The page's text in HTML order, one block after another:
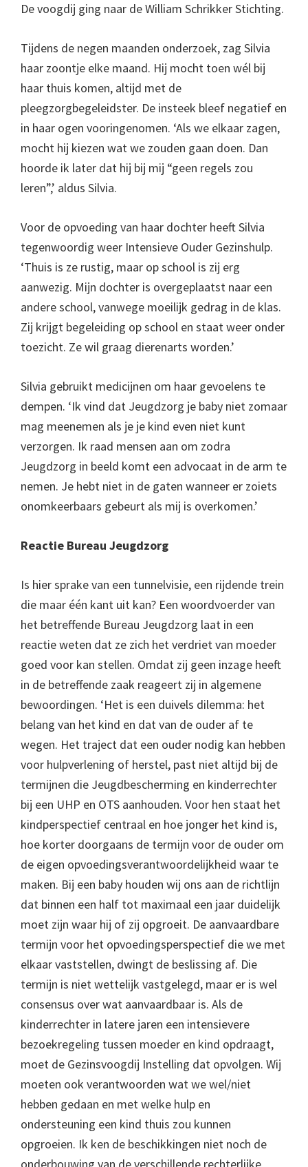
De voogdij ging naar de William Schrikker Stichting.
Tijdens de negen maanden onderzoek, zag Silvia
haar zoontje elke maand. Hij mocht toen wél bij
haar thuis komen, altijd met de
pleegzorgbegeleidster. De insteek bleef negatief en
in haar ogen vooringenomen. ‘Als we elkaar zagen,
mocht hij kiezen wat we zouden gaan doen. Dan
hoorde ik later dat hij bij mij “geen regels zou
leren”,’ aldus Silvia.
Voor de opvoeding van haar dochter heeft Silvia
tegenwoordig weer Intensieve Ouder Gezinshulp.
‘Thuis is ze rustig, maar op school is zij erg
aanwezig. Mijn dochter is overgeplaatst naar een
andere school, vanwege moeilijk gedrag in de klas.
Zij krijgt begeleiding op school en staat weer onder
toezicht. Ze wil graag dierenarts worden.’
Silvia gebruikt medicijnen om haar gevoelens te
dempen. ‘Ik vind dat Jeugdzorg je baby niet zomaar
mag meenemen als je je kind even niet kunt
verzorgen. Ik raad mensen aan om zodra
Jeugdzorg in beeld komt een advocaat in de arm te
nemen. Je hebt niet in de gaten wanneer er zoiets
onomkeerbaars gebeurt als mij is overkomen.’
Reactie Bureau Jeugdzorg
Is hier sprake van een tunnelvisie, een rijdende trein
die maar één kant uit kan? Een woordvoerder van
het betreffende Bureau Jeugdzorg laat in een
reactie weten dat ze zich het verdriet van moeder
goed voor kan stellen. Omdat zij geen inzage heeft
in de betreffende zaak reageert zij in algemene
bewoordingen. ‘Het is een duivels dilemma: het
belang van het kind en dat van de ouder af te
wegen. Het traject dat een ouder nodig kan hebben
voor hulpverlening of herstel, past niet altijd bij de
termijnen die Jeugdbescherming en kinderrechter
bij een UHP en OTS aanhouden. Voor hen staat het
kindperspectief centraal en hoe jonger het kind is,
hoe korter doorgaans de termijn voor de ouder om
de eigen opvoedingsverantwoordelijkheid waar te
maken. Bij een baby houden wij ons aan de richtlijn
dat binnen een half tot maximaal een jaar duidelijk
moet zijn waar hij of zij opgroeit. De aanvaardbare
termijn voor het opvoedingsperspectief die we met
elkaar vaststellen, dwingt de beslissing af. Die
termijn is niet wettelijk vastgelegd, maar er is wel
consensus over wat aanvaardbaar is. Als de
kinderrechter in latere jaren een intensievere
bezoekregeling tussen moeder en kind opdraagt,
moet de Gezinsvoogdij Instelling dat opvolgen. Wij
moeten ook verantwoorden wat we wel/niet
hebben gedaan en met welke hulp en
ondersteuning een kind thuis zou kunnen
opgroeien. Ik ken de beschikkingen niet noch de